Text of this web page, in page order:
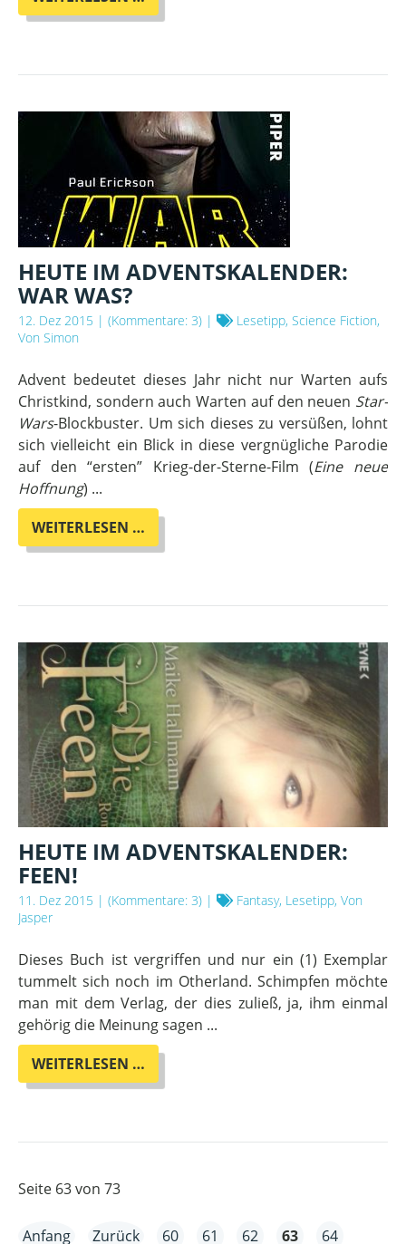
UND
HEUTE IM ADVENTSKALENDER:
WAR WAS?
12. Dez 2015 | (Kommentare: 3) |
Lesetipp, Science Fiction,
Von Simon
Advent bedeutet dieses Jahr nicht nur Warten aufs
Christkind, sondern auch Warten auf den neuen Star-
Wars-Blockbuster. Um sich dieses zu versüßen, lohnt
sich vielleicht ein Blick in diese vergnügliche Parodie
auf den “ersten” Krieg-der-Sterne-Film (Eine neue
Hoffnung) ...
WEITERLESEN …
IM
WAS?
HEUTE IM ADVENTSKALENDER:
FEEN!
11. Dez 2015 | (Kommentare: 3) |
Fantasy, Lesetipp, Von
Jasper
Dieses Buch ist vergriffen und nur ein (1) Exemplar
tummelt sich noch im Otherland. Schimpfen möchte
man mit dem Verlag, der dies zuließ, ja, ihm einmal
gehörig die Meinung sagen ...
WEITERLESEN …
IM
Seite 63 von 73
Anfang Zurück 60 61 62 63 64